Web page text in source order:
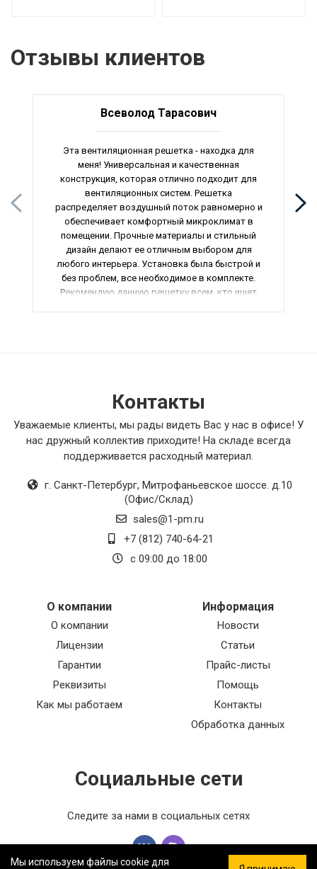
Отзывы клиентов
Всеволод Тарасович
Эта вентиляционная решетка - находка для
меня! Универсальная и качественная
конструкция, которая отлично подходит для
вентиляционных систем. Решетка
распределяет воздушный поток равномерно и
обеспечивает комфортный микроклимат в
помещении. Прочные материалы и стильный
дизайн делают ее отличным выбором для
любого интерьера. Установка была быстрой и
без проблем, все необходимое в комплекте.
Рекомендую данную решетку всем, кто ищет
Контакты
Уважаемые клиенты, мы рады видеть Вас у нас в офисе! У
нас дружный коллектив приходите! На складе всегда
поддерживается расходный материал.
г. Санкт-Петербург, Митрофаньевское шоссе. д.10
(Офис/Склад)
sales@1-pm.ru
+7 (812) 740-64-21
с 09:00 до 18:00
О компании
О компании
Лицензии
Гарантии
Реквизиты
Как мы работаем
Информация
Новости
Статьи
Прайс-листы
Помощь
Контакты
Обработка данных
Социальные сети
Следите за нами в социальных сетях
Мы используем файлы cookie для